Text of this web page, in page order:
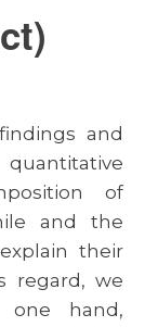
and
of
and the
their
regard, we
one hand,